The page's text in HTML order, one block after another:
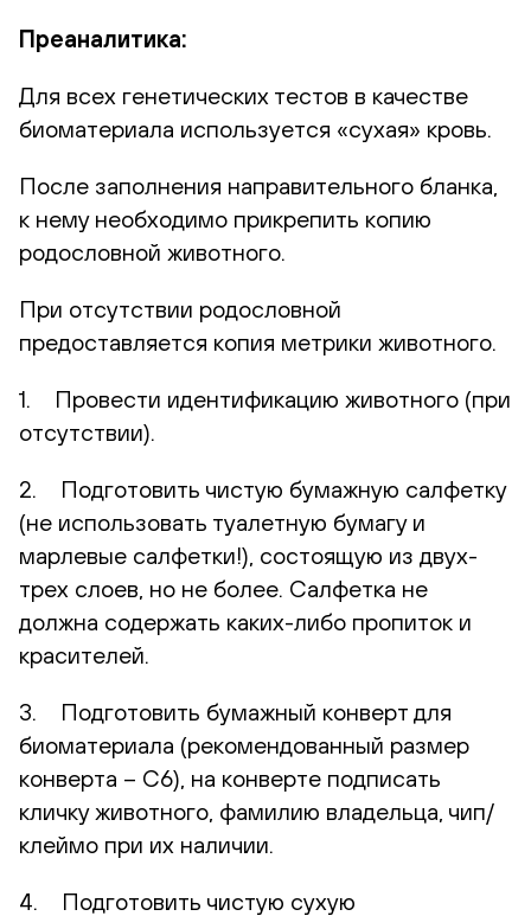
Преаналитика:
Для всех генетических тестов в качестве
биоматериала используется «сухая» кровь.
После заполнения направительного бланка,
к нему необходимо прикрепить копию
родословной животного.
При отсутствии родословной
предоставляется копия метрики животного.
1. Провести идентификацию животного (при
отсутствии).
2. Подготовить чистую бумажную салфетку
(не использовать туалетную бумагу и
марлевые салфетки!), состоящую из двух-
трех слоев, но не более. Салфетка не
должна содержать каких-либо пропиток и
красителей.
3. Подготовить бумажный конверт для
биоматериала (рекомендованный размер
конверта – С6), на конверте подписать
кличку животного, фамилию владельца, чип/
клеймо при их наличии.
4. Подготовить чистую сухую